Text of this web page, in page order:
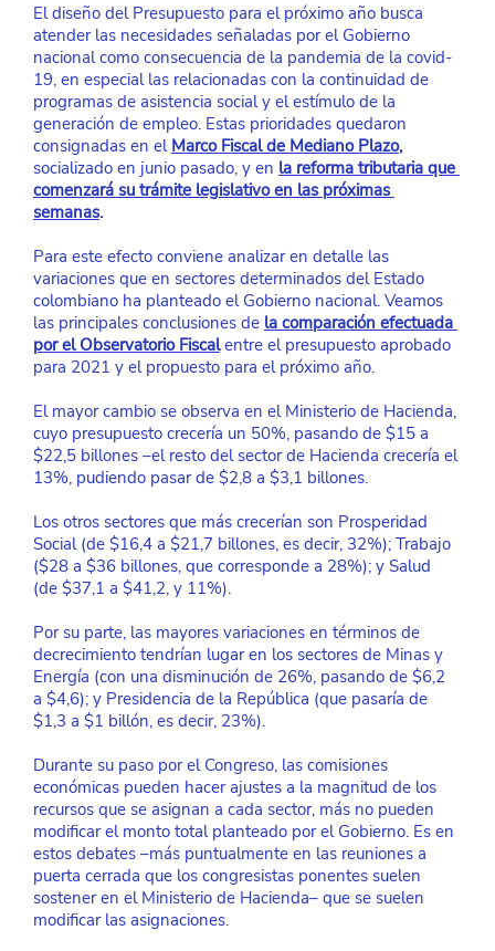
El diseño del Presupuesto para el próximo año busca
atender las necesidades señaladas por el Gobierno
nacional como consecuencia de la pandemia de la covid-
19, en especial las relacionadas con la continuidad de
programas de asistencia social y el estímulo de la
generación de empleo. Estas prioridades quedaron
consignadas en el Marco Fiscal de Mediano Plazo,
socializado en junio pasado, y en la reforma tributaria que
comenzará su trámite legislativo en las próximas
semanas.
Para este efecto conviene analizar en detalle las
variaciones que en sectores determinados del Estado
colombiano ha planteado el Gobierno nacional. Veamos
las principales conclusiones de la comparación efectuada
por el Observatorio Fiscal entre el presupuesto aprobado
para 2021 y el propuesto para el próximo año.
El mayor cambio se observa en el Ministerio de Hacienda,
cuyo presupuesto crecería un 50%, pasando de $15 a
$22,5 billones –el resto del sector de Hacienda crecería el
13%, pudiendo pasar de $2,8 a $3,1 billones.
Los otros sectores que más crecerían son Prosperidad
Social (de $16,4 a $21,7 billones, es decir, 32%); Trabajo
($28 a $36 billones, que corresponde a 28%); y Salud
(de $37,1 a $41,2, y 11%).
Por su parte, las mayores variaciones en términos de
decrecimiento tendrían lugar en los sectores de Minas y
Energía (con una disminución de 26%, pasando de $6,2
a $4,6); y Presidencia de la República (que pasaría de
$1,3 a $1 billón, es decir, 23%).
Durante su paso por el Congreso, las comisiones
económicas pueden hacer ajustes a la magnitud de los
recursos que se asignan a cada sector, más no pueden
modificar el monto total planteado por el Gobierno. Es en
estos debates –más puntualmente en las reuniones a
puerta cerrada que los congresistas ponentes suelen
sostener en el Ministerio de Hacienda– que se suelen
modificar las asignaciones.